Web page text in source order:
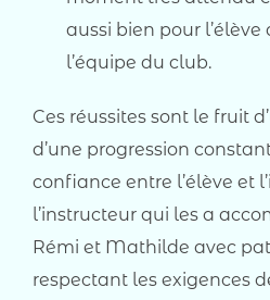
aussi bien pour
l’équipe du club.
Ces réussites sont le fruit
d’une progression
confiance entre l’élève et
l’instructeur qui les a
Rémi et Mathilde avec
respectant les exigences